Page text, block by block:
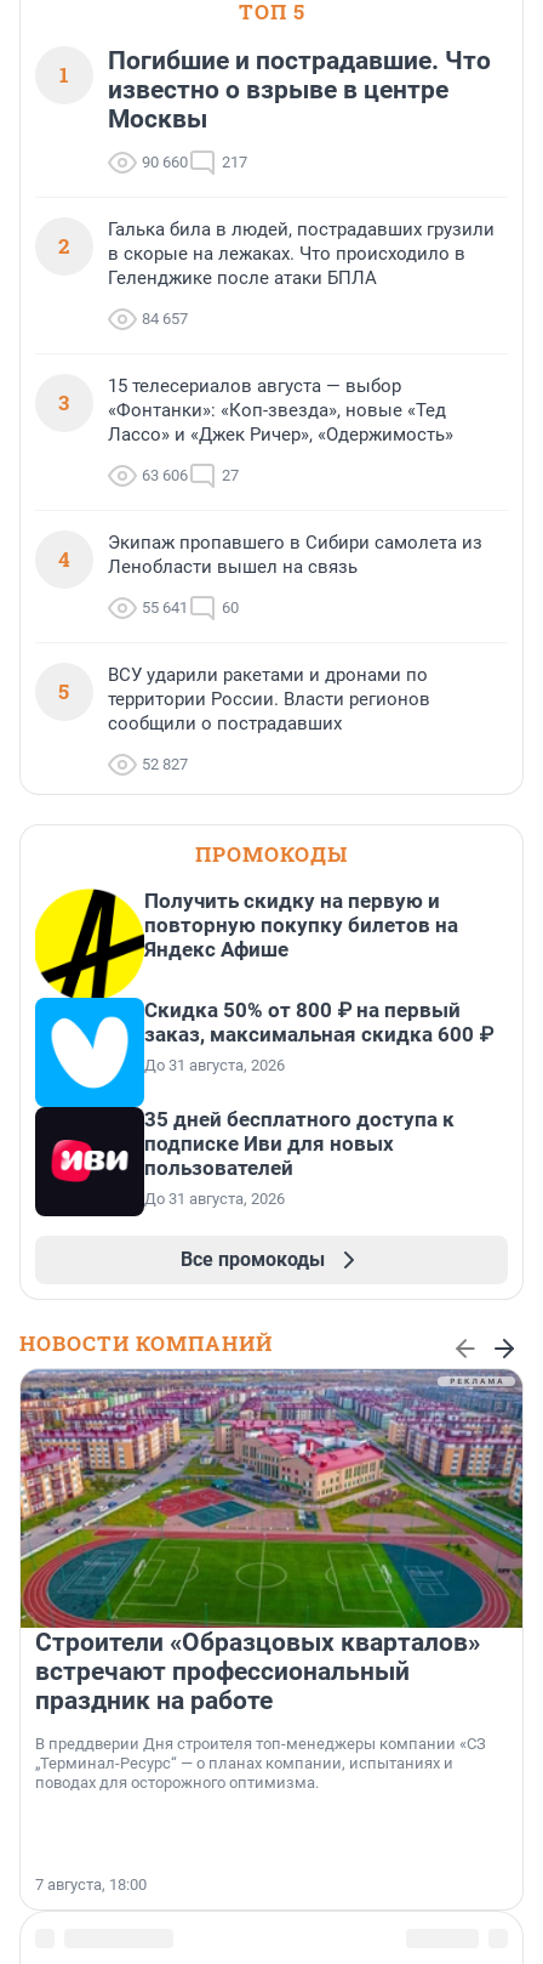
ТОП 5
1
Погибшие и пострадавшие. Что
известно о взрыве в центре
Москвы
90 660 217
2
Галька била в людей, пострадавших грузили
в скорые на лежаках. Что происходило в
Геленджике после атаки БПЛА
84 657
3
15 телесериалов августа — выбор
«Фонтанки»: «Коп-звезда», новые «Тед
Лассо» и «Джек Ричер», «Одержимость»
63 606 27
4
Экипаж пропавшего в Сибири самолета из
Ленобласти вышел на связь
55 641 60
5
ВСУ ударили ракетами и дронами по
территории России. Власти регионов
сообщили о пострадавших
52 827
ПРОМОКОДЫ
Получить скидку на первую и
повторную покупку билетов на
Яндекс Афише
Скидка 50% от 800 ₽ на первый
заказ, максимальная скидка 600 ₽
До 31 августа, 2026
35 дней бесплатного доступа к
подписке Иви для новых
пользователей
До 31 августа, 2026
Все промокоды
НОВОСТИ КОМПАНИЙ
Строители «Образцовых кварталов»
встречают профессиональный
праздник на работе
В преддверии Дня строителя топ-менеджеры компании «СЗ
„Терминал-Ресурс“ — о планах компании, испытаниях и
поводах для осторожного оптимизма.
7 августа, 18:00